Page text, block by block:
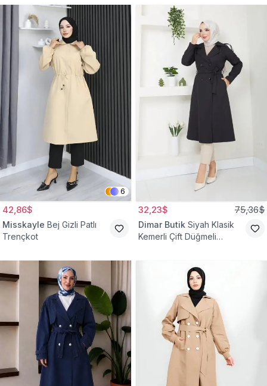
6
42,86$
Misskayle Bej Gizli Patlı
Trençkot
32,23$ 75,36$
Dimar Butik Siyah Klasik
Kemerli Çift Düğmeli